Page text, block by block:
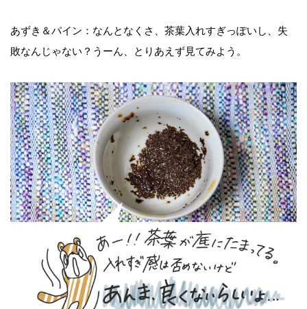
あずき＆パイン：なんとなくさ、茶葉入れすぎっぽいし、失
敗なんじゃない？うーん、とりあえず見てみよう。